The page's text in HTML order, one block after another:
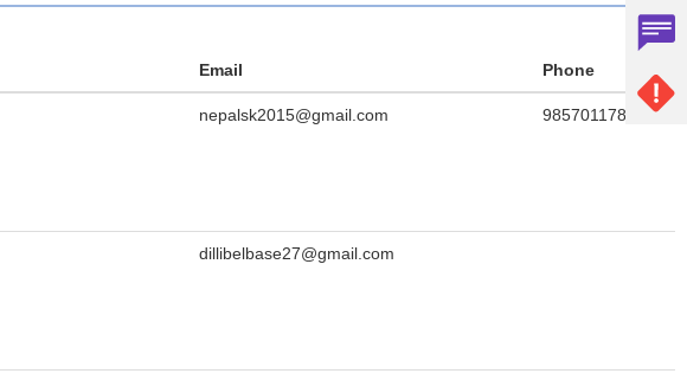
Email Phone
nepalsk2015@gmail.com 9857011789
dillibelbase27@gmail.com